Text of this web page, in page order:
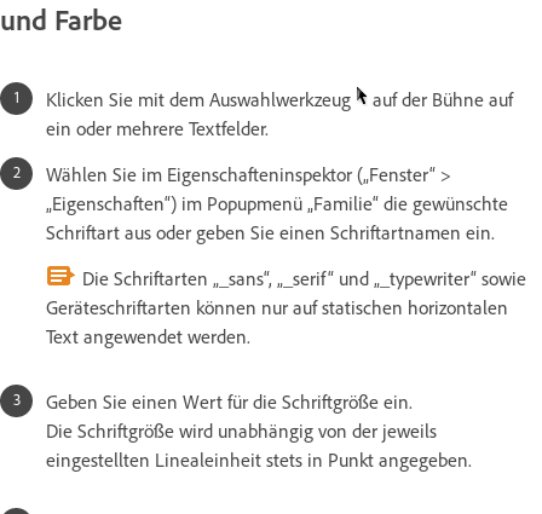
und Farbe
Klicken Sie mit dem Auswahlwerkzeug
auf der Bühne auf
ein oder mehrere Textfelder.
Wählen Sie im Eigenschafteninspektor („Fenster“ >
„Eigenschaften“) im Popupmenü „Familie“ die gewünschte
Schriftart aus oder geben Sie einen Schriftartnamen ein.
Die Schriftarten „_sans“, „_serif“ und „_typewriter“ sowie
Geräteschriftarten können nur auf statischen horizontalen
Text angewendet werden.
Geben Sie einen Wert für die Schriftgröße ein.
Die Schriftgröße wird unabhängig von der jeweils
eingestellten Linealeinheit stets in Punkt angegeben.